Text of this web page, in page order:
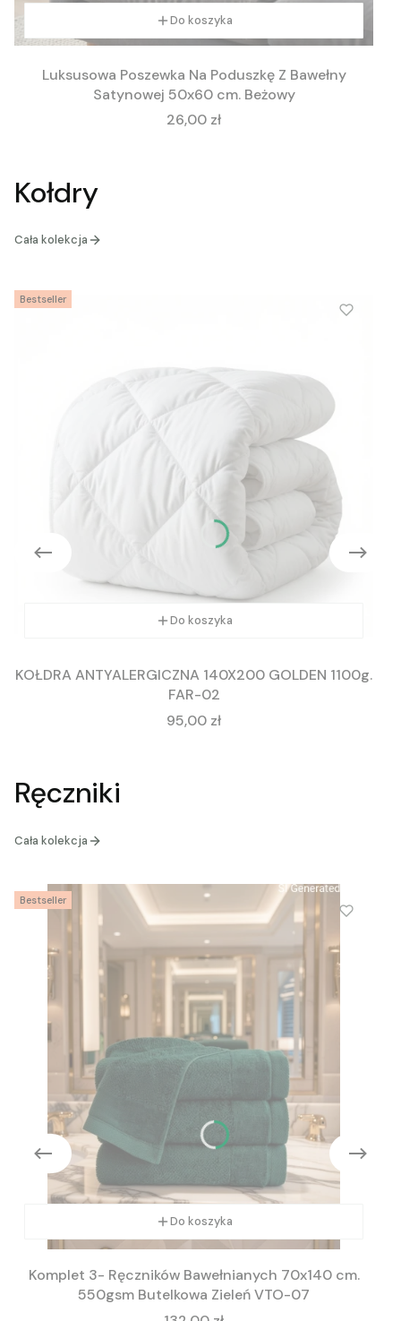
Do koszyka
Luksusowa Poszewka Na Poduszkę Z Bawełny
Satynowej 50x60 cm. Beżowy
Cena
26,00 zł
Kołdry
Cała kolekcja
Bestseller
Do koszyka
KOŁDRA ANTYALERGICZNA 140X200 GOLDEN 1100g.
FAR-02
Cena
95,00 zł
Ręczniki
Cała kolekcja
Bestseller
Do koszyka
Komplet 3- Ręczników Bawełnianych 70x140 cm.
550gsm Butelkowa Zieleń VTO-07